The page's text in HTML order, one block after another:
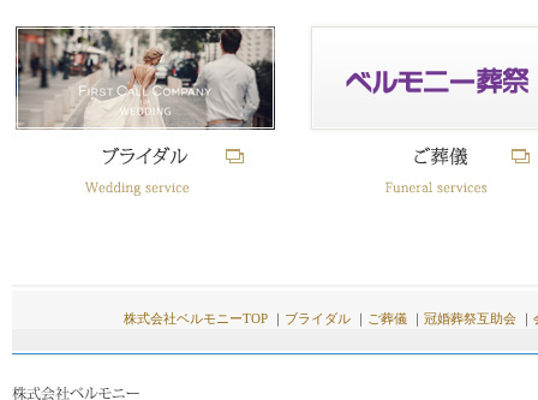
株式会社ベルモニーTOP ｜ ブライダル ｜ ご葬儀 ｜ 冠婚葬祭互助会 ｜